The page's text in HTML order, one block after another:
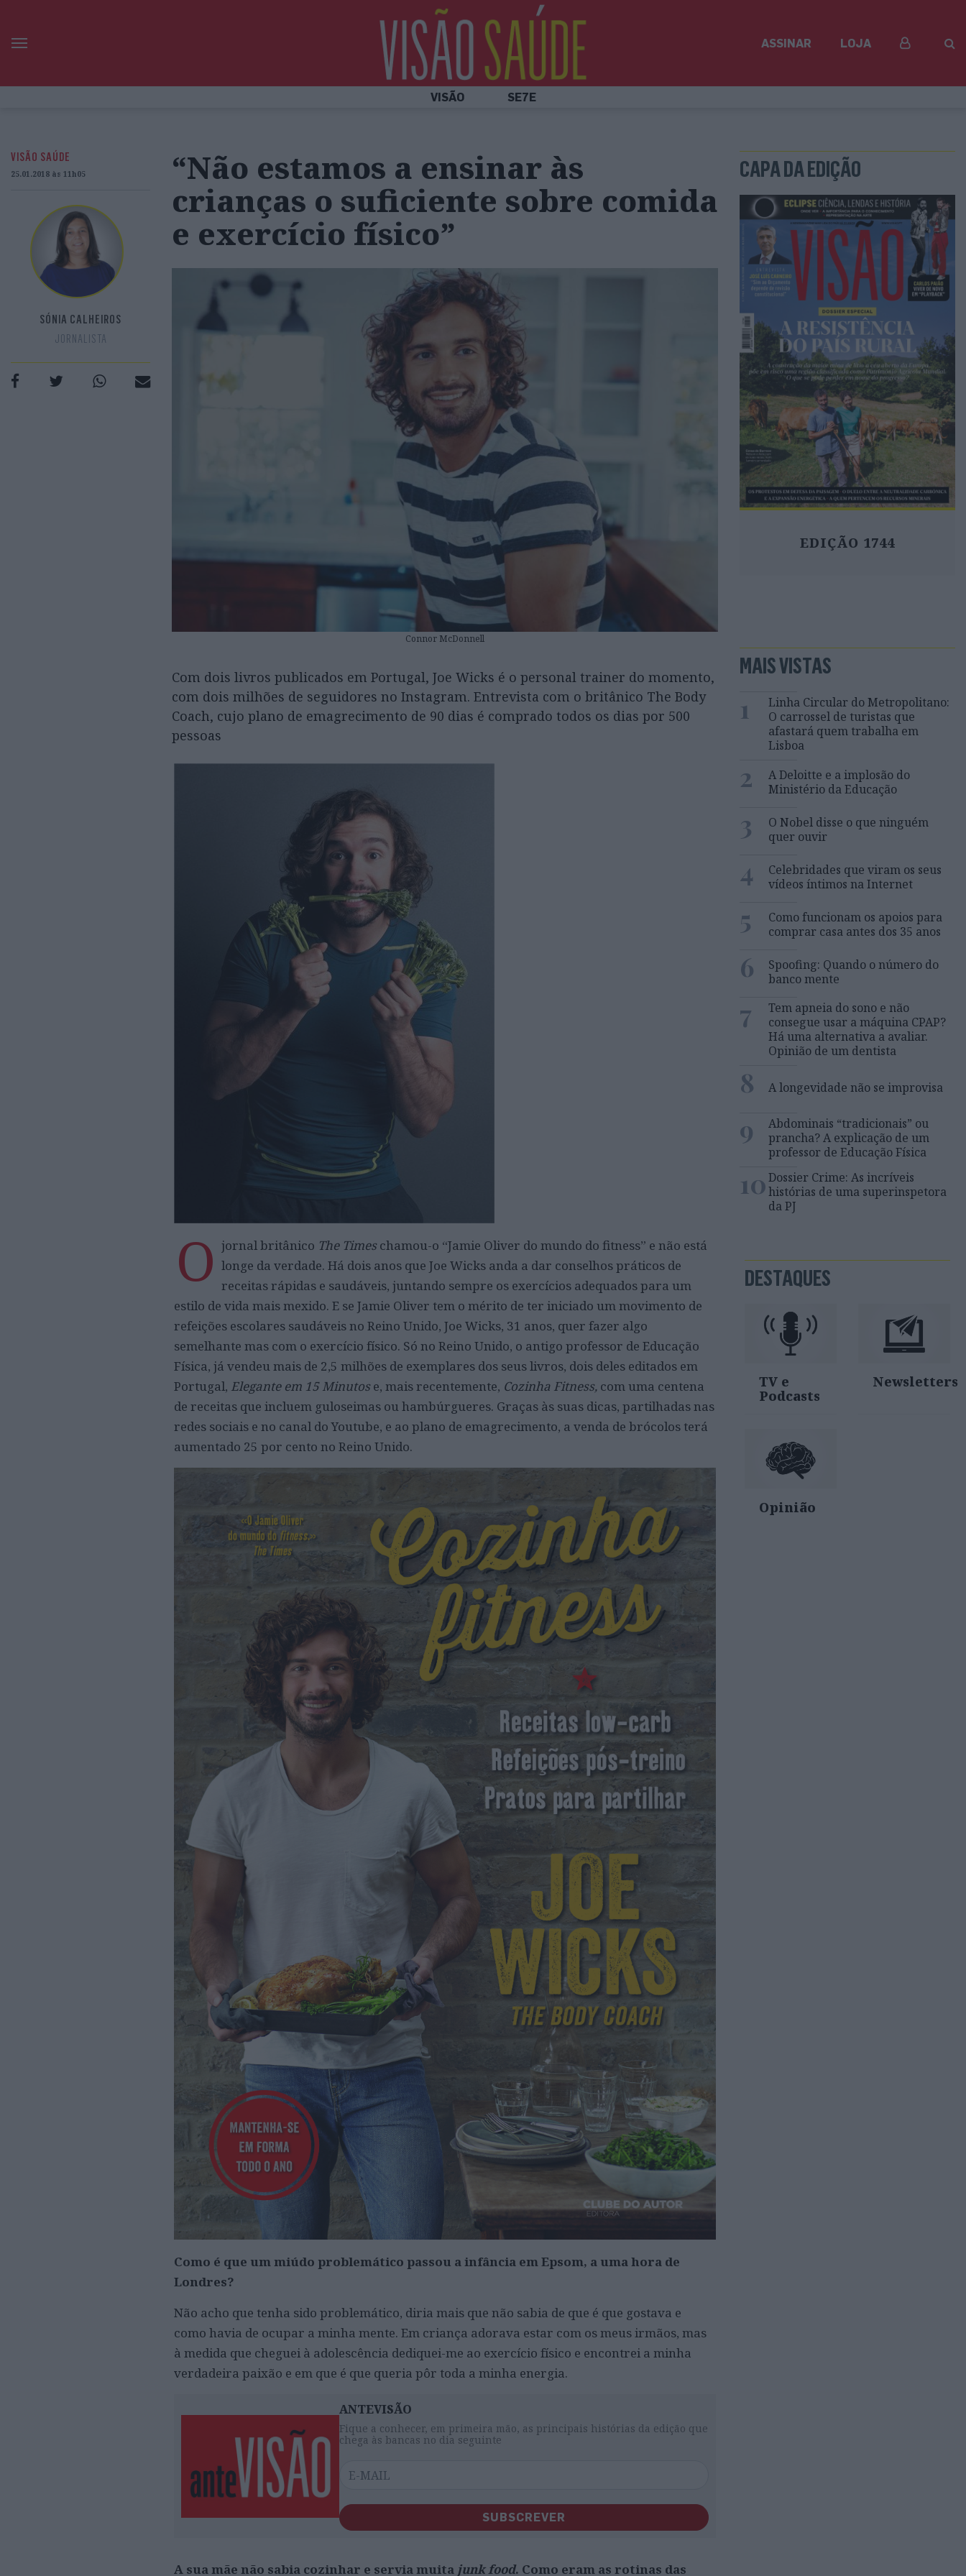
ASSINAR LOJA
VISÃO SE7E
VISÃO SAÚDE
25.01.2018 às 11h05
SÓNIA CALHEIROS
JORNALISTA
“Não estamos a ensinar às
crianças o suficiente sobre comida
e exercício físico”
Connor McDonnell
Com dois livros publicados em Portugal, Joe Wicks é o personal trainer do momento,
com dois milhões de seguidores no Instagram. Entrevista com o britânico The Body
Coach, cujo plano de emagrecimento de 90 dias é comprado todos os dias por 500
pessoas
O jornal britânico The Times chamou-o “Jamie Oliver do mundo do fitness” e não está
longe da verdade. Há dois anos que Joe Wicks anda a dar conselhos práticos de
receitas rápidas e saudáveis, juntando sempre os exercícios adequados para um
estilo de vida mais mexido. E se Jamie Oliver tem o mérito de ter iniciado ummovimento de
refeições escolares saudáveis no Reino Unido, Joe Wicks, 31 anos, quer fazer algo
semelhante mas com o exercício físico. Só no Reino Unido, o antigo professor de Educação
Física, já vendeu mais de 2,5 milhões de exemplares dos seus livros, dois deles editados em
Portugal, Elegante em 15 Minutos e, mais recentemente, Cozinha Fitness, com uma centena
de receitas que incluem guloseimas ou hambúrgueres. Graças às suas dicas, partilhadas nas
redes sociais e no canal do Youtube, e ao plano de emagrecimento, a venda de brócolos terá
aumentado 25 por cento no Reino Unido.
Como é que um miúdo problemático passou a infância em Epsom, a uma hora de
Londres?
Não acho que tenha sido problemático, diria mais que não sabia de que é que gostava e
como havia de ocupar a minha mente. Em criança adorava estar com os meus irmãos, mas
à medida que cheguei à adolescência dediquei-me ao exercício físico e encontrei a minha
verdadeira paixão e em que é que queria pôr toda a minha energia.
ANTEVISÃO
Fique a conhecer, em primeira mão, as principais histórias da edição que
chega às bancas no dia seguinte
SUBSCREVER
A sua mãe não sabia cozinhar e servia muita junk food. Como eram as rotinas das
CAPA DA EDIÇÃO
EDIÇÃO 1744
MAIS VISTAS
1
Linha Circular do Metropolitano:
O carrossel de turistas que
afastará quem trabalha em
Lisboa
2
A Deloitte e a implosão do
Ministério da Educação
3
O Nobel disse o que ninguém
quer ouvir
4
Celebridades que viram os seus
vídeos íntimos na Internet
5
Como funcionam os apoios para
comprar casa antes dos 35 anos
6
Spoofing: Quando o número do
banco mente
7
Tem apneia do sono e não
consegue usar a máquina CPAP?
Há uma alternativa a avaliar.
Opinião de um dentista
8 A longevidade não se improvisa
9
Abdominais “tradicionais” ou
prancha? A explicação de um
professor de Educação Física
10Dossier Crime: As incríveis
histórias de uma superinspetora
da PJ
DESTAQUES
TV e
Podcasts
Newsletters
Opinião